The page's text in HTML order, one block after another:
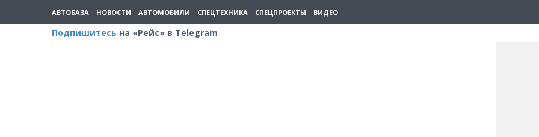
АВТОБАЗА НОВОСТИ АВТОМОБИЛИ СПЕЦТЕХНИКА СПЕЦПРОЕКТЫ ВИДЕО
Подпишитесь на «Рейс» в Telegram